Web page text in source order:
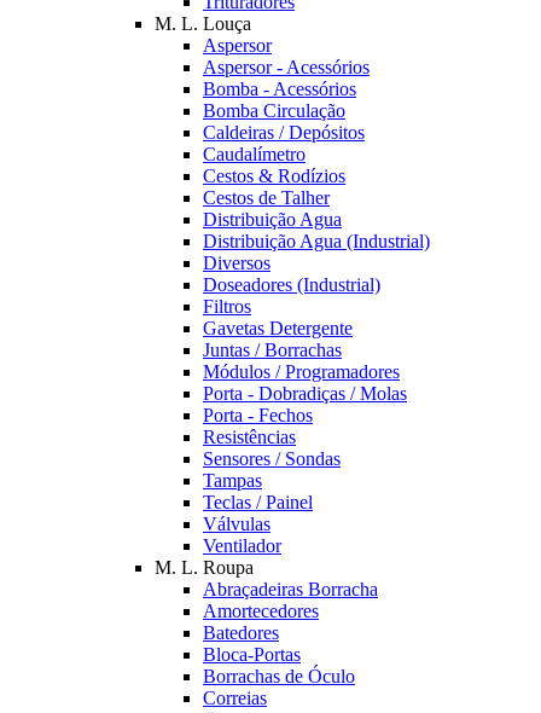
M. L. Louça
Aspersor
Aspersor - Acessórios
Bomba - Acessórios
Bomba Circulação
Caldeiras / Depósitos
Caudalímetro
Cestos & Rodízios
Cestos de Talher
Distribuição Agua
Distribuição Agua (Industrial)
Diversos
Doseadores (Industrial)
Filtros
Gavetas Detergente
Juntas / Borrachas
Módulos / Programadores
Porta - Dobradiças / Molas
Porta - Fechos
Resistências
Sensores / Sondas
Tampas
Teclas / Painel
Válvulas
Ventilador
M. L. Roupa
Abraçadeiras Borracha
Amortecedores
Batedores
Bloca-Portas
Borrachas de Óculo
Correias